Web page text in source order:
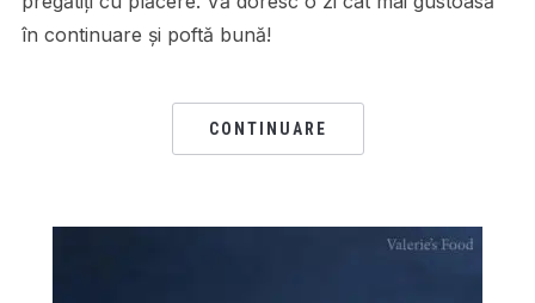
în continuare și poftă bună!
CONTINUARE